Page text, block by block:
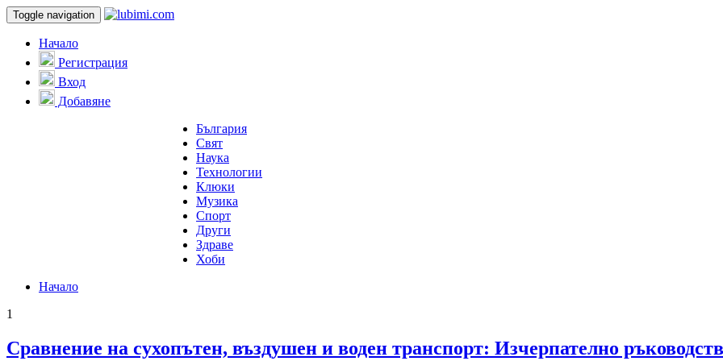
Toggle navigation
Начало
Регистрация
Вход
Добавяне
България
Свят
Наука
Технологии
Клюки
Музика
Спорт
Други
Здраве
Хоби
Начало
1
Сравнение на сухопътен, въздушен и воден транспорт: Изчерпателно